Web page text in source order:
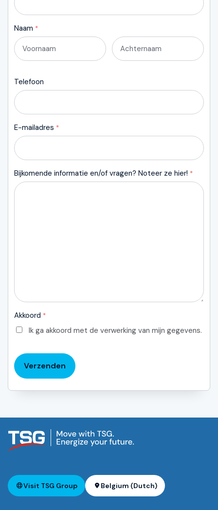
Naam *
Telefoon
E-mailadres *
Bijkomende informatie en/of vragen? Noteer ze hier! *
Akkoord *
Ik ga akkoord met de verwerking van mijn gegevens.
Verzenden
Visit TSG Group Belgium (Dutch)